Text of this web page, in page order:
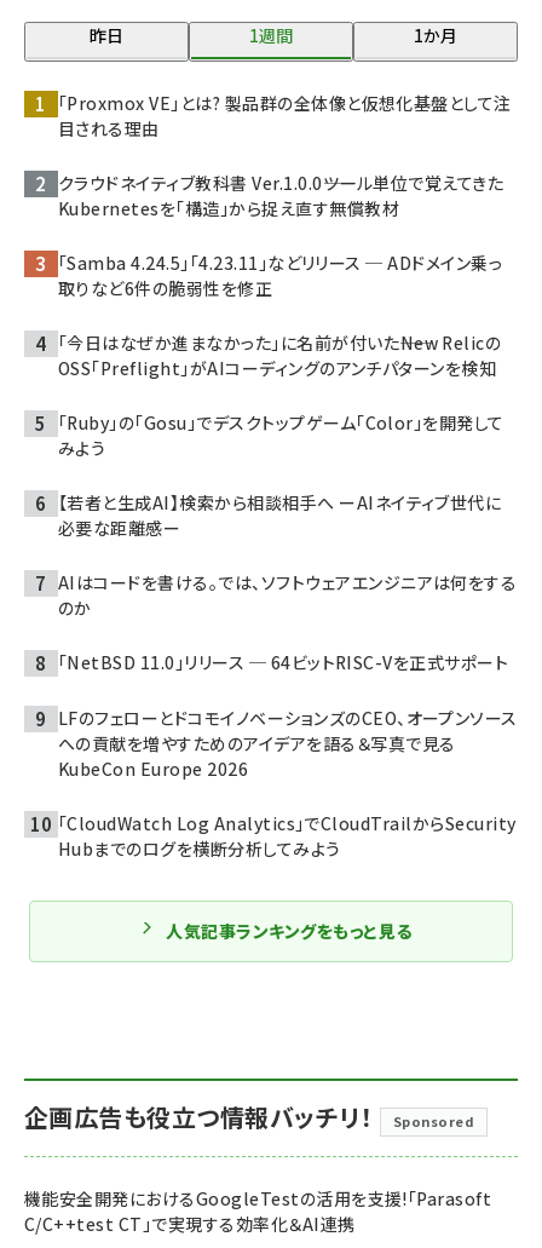
昨日 1週間 1か月
「Proxmox VE」とは? 製品群の全体像と仮想化基盤として注
目される理由
クラウドネイティブ教科書 Ver.1.0.0――ツール単位で覚えてきた
Kubernetesを「構造」から捉え直す無償教材
「Samba 4.24.5」「4.23.11」などリリース ─ ADドメイン乗っ
取りなど6件の脆弱性を修正
「今日はなぜか進まなかった」に名前が付いた――New Relicの
OSS「Preflight」がAIコーディングのアンチパターンを検知
「Ruby」の「Gosu」でデスクトップゲーム「Color」を開発して
みよう
【若者と生成AI】検索から相談相手へ ーAIネイティブ世代に
必要な距離感ー
AIはコードを書ける。では、ソフトウェアエンジニアは何をする
のか
「NetBSD 11.0」リリース ─ 64ビットRISC-Vを正式サポート
LFのフェローとドコモイノベーションズのCEO、オープンソース
への貢献を増やすためのアイデアを語る＆写真で見る
KubeCon Europe 2026
「CloudWatch Log Analytics」でCloudTrailからSecurity
Hubまでのログを横断分析してみよう
人気記事ランキングをもっと見る
企画広告も役立つ情報バッチリ！ Sponsored
機能安全開発におけるGoogleTestの活用を支援!「Parasoft
C/C++test CT」で実現する効率化＆AI連携